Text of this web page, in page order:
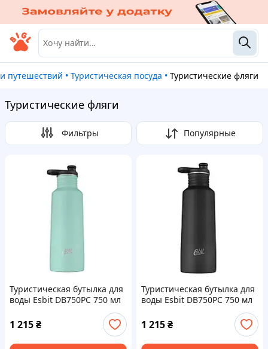
путешествий • Туристическая посуда • Туристические фляги
Туристические фляги
Фильтры Популярные
Туристическая бутылка для
воды Esbit DB750PC 750 мл
из пищевой нержавеющей
стали, зеленая (2 крышки в
комплекте)
1 215₴
Туристическая бутылка для
воды Esbit DB750PC 750 мл
из пищевой нержавеющей
стали, черная (2 крышки в
комплекте)
1 215₴